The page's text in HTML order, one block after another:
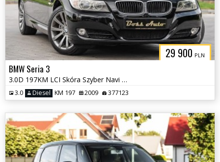
29 900 PLN
BMW Seria 3
3.0D 197KM LCI Skóra Szyber Navi Automat Gwarancjia !!!
3.0 Diesel KM 197 2009 377123